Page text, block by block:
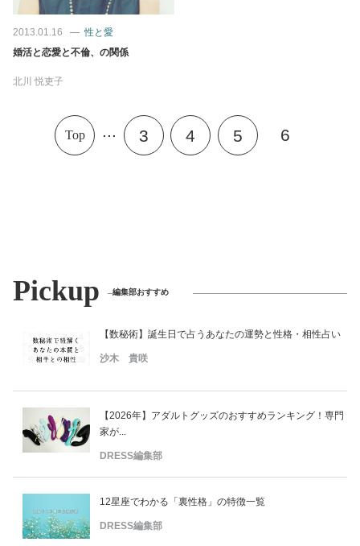
2013.01.16
性と愛
婚活と恋愛と不倫、の関係
北川 悦吏子
Top ... 3 4 5 6
Pickup 編集部おすすめ
【数秘術】誕生日で占うあなたの運勢と性格・相性占い
沙木 貴咲
【2026年】アダルトグッズのおすすめランキング！専門
家が...
DRESS編集部
12星座でわかる「裏性格」の特徴一覧
DRESS編集部